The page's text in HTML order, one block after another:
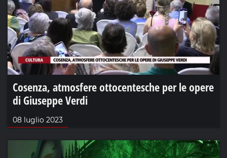
Cosenza, atmosfere ottocentesche per le opere
di Giuseppe Verdi
08 luglio 2023